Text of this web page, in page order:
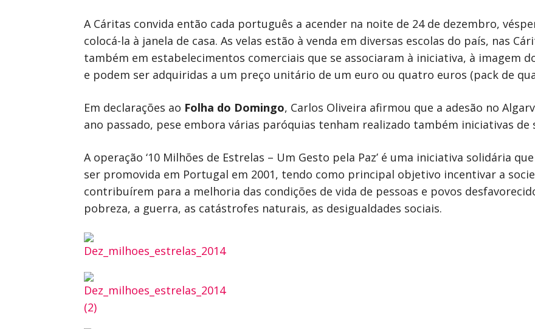
A Cáritas convida então cada português a acender na noite de 24 de dezembro,
colocá-la à janela de casa. As velas estão à venda em diversas escolas do país, nas
também em estabelecimentos comerciais que se associaram à iniciativa, à imagem
e podem ser adquiridas a um preço unitário de um euro ou quatro euros (pack de
Em declarações ao Folha do Domingo, Carlos Oliveira afirmou que a adesão no
ano passado, pese embora várias paróquias tenham realizado também iniciativas de
A operação ‘10 Milhões de Estrelas – Um Gesto pela Paz’ é uma iniciativa solidária
ser promovida em Portugal em 2001, tendo como principal objetivo incentivar a
contribuírem para a melhoria das condições de vida de pessoas e povos
pobreza, a guerra, as catástrofes naturais, as desigualdades sociais.